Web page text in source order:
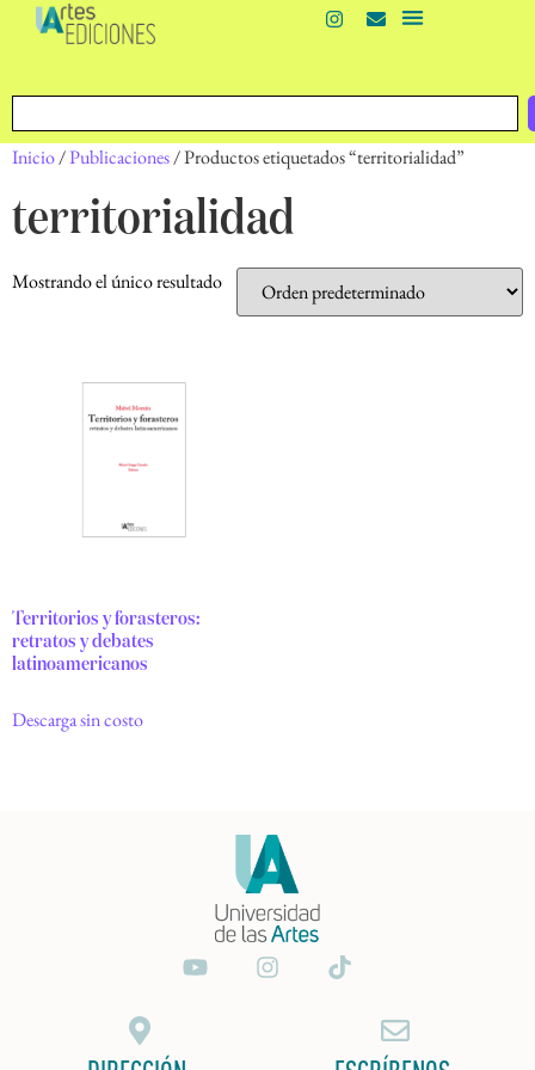
Inicio/Publicaciones/ Productos etiquetados “territorialidad”
territorialidad
Mostrando el único resultado
Territorios y forasteros:
retratos y debates
latinoamericanos
Descarga sin costo